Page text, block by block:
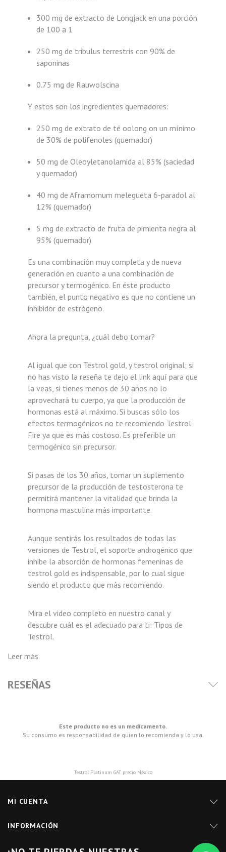
300 mg de extracto de Longjack en una porción
de 100 a 1
250 mg de tribulus terrestris con 90% de
saponinas
0.75 mg de Rauwolscina
Y estos son los ingredientes quemadores:
250 mg de extrato de té oolong on un mínimo
de 30% de polifenoles (quemador)
50 mg de Oleoyletanolamida al 85% (saciedad
y quemador)
40 mg de Aframomum melegueta 6-paradol al
12% (quemador)
5 mg de extracto de fruta de pimienta negra al
95% (quemador)
Es una combinación muy completa y de nueva
generación en cuanto a una combinación de
precursor y termogénico. En éste producto
también, el punto negativo es que no contiene un
inhibidor de estrógeno.
Ahora la pregunta, ¿cuál debo tomar?
Al igual que con Testrol gold, y testrol original; si
no has visto la reseña te dejo el link aquí para que
la veas, si tienes menos de 30 años no lo
aprovechará tu cuerpo, ya que la producción de
hormonas está al máximo. Si buscas sólo los
efectos termogénicos no te recomiendo Testrol
Fire ya que es más costoso. Es preferible un
termogénico sin precursor.
Si pasas de los 30 años, tomar un suplemento
precursor de la producción de testosterona te
permitirá mantener la vitalidad que brinda la
hormona masculina más importante.
Aunque sentirás los resultados de todas las
versiones de Testrol, el soporte androgénico que
inhibe la absorción de hormonas femeninas de
testrol gold es indispensable, por lo cual sigue
siendo el producto que más recomiendo.
Mira el video completo en nuestro canal y
descubre cuál es el adecuado para ti: Tipos de
Testrol.
Leer más
RESEÑAS
Este producto no es un medicamento.
Su consumo es responsabilidad de quien lo recomienda y lo usa.
Testrol Platinum GAT precio México
MI CUENTA
INFORMACIÓN